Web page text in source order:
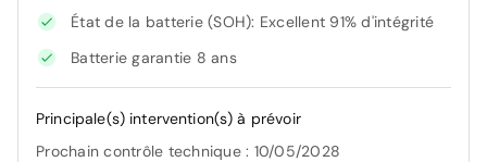
État de la batterie (SOH): Excellent 91% d'intégrité
Batterie garantie 8 ans
Principale(s) intervention(s) à prévoir
Prochain contrôle technique : 10/05/2028